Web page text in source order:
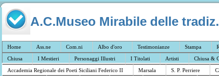
A.C.Museo Mirabile delle
Home Ass.ne Com.ni Albo d'oro Testimonianze Stampa
Chiusa
I Mestieri Personaggi Illustri I Titolati Artisti
Chiusa &
Accademia Regionale dei Poeti Siciliani Federico II
Marsala S. P. Perriere